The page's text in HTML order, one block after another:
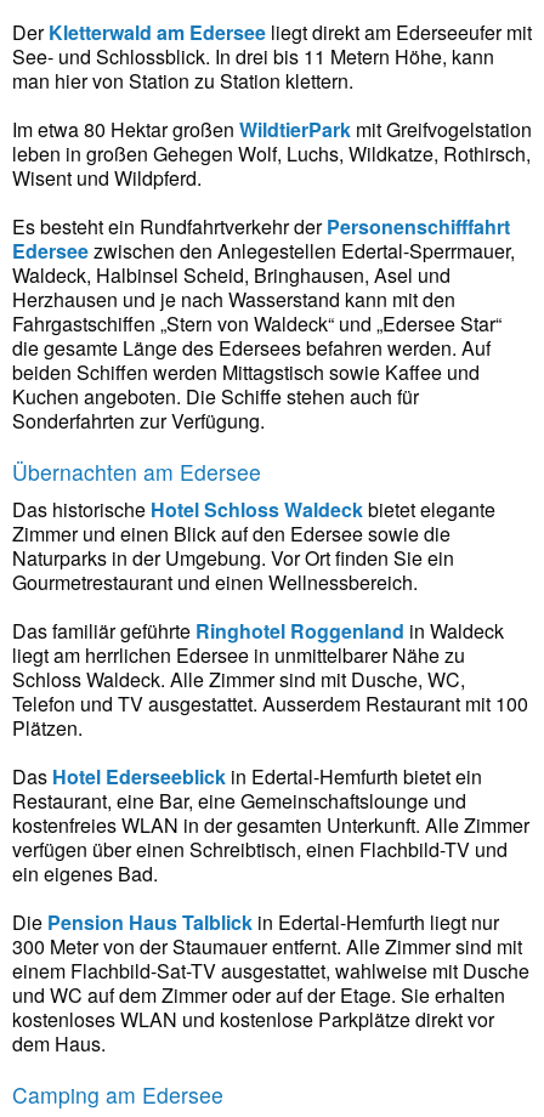
DerKletterwald am Edersee liegt direkt am Ederseeufer mit
See- und Schlossblick. In drei bis 11 Metern Höhe, kann
man hier von Station zu Station klettern.
Im etwa 80 Hektar großen WildtierPark mit Greifvogelstation
leben in großen Gehegen Wolf, Luchs, Wildkatze, Rothirsch,
Wisent und Wildpferd.
Es besteht ein Rundfahrtverkehr derPersonenschifffahrt
Ederseezwischen den Anlegestellen Edertal-Sperrmauer,
Waldeck, Halbinsel Scheid, Bringhausen, Asel und
Herzhausen und je nach Wasserstand kann mit den
Fahrgastschiffen „Stern von Waldeck“ und „Edersee Star“
die gesamte Länge des Edersees befahren werden. Auf
beiden Schiffen werden Mittagstisch sowie Kaffee und
Kuchen angeboten. Die Schiffe stehen auch für
Sonderfahrten zur Verfügung.
Übernachten am Edersee
Das historische Hotel Schloss Waldeckbietet elegante
Zimmer und einen Blick auf den Edersee sowie die
Naturparks in der Umgebung. Vor Ort finden Sie ein
Gourmetrestaurant und einen Wellnessbereich.
Das familiär geführte Ringhotel Roggenland in Waldeck
liegt am herrlichen Edersee in unmittelbarer Nähe zu
Schloss Waldeck. Alle Zimmer sind mit Dusche, WC,
Telefon und TV ausgestattet. Ausserdem Restaurant mit 100
Plätzen.
Das Hotel Ederseeblick in Edertal-Hemfurth bietet ein
Restaurant, eine Bar, eine Gemeinschaftslounge und
kostenfreies WLAN in der gesamten Unterkunft. Alle Zimmer
verfügen über einen Schreibtisch, einen Flachbild-TV und
ein eigenes Bad.
Die Pension Haus Talblick in Edertal-Hemfurth liegt nur
300 Meter von der Staumauer entfernt. Alle Zimmer sind mit
einem Flachbild-Sat-TV ausgestattet, wahlweise mit Dusche
und WC auf dem Zimmer oder auf der Etage. Sie erhalten
kostenloses WLAN und kostenlose Parkplätze direkt vor
dem Haus.
Camping am Edersee